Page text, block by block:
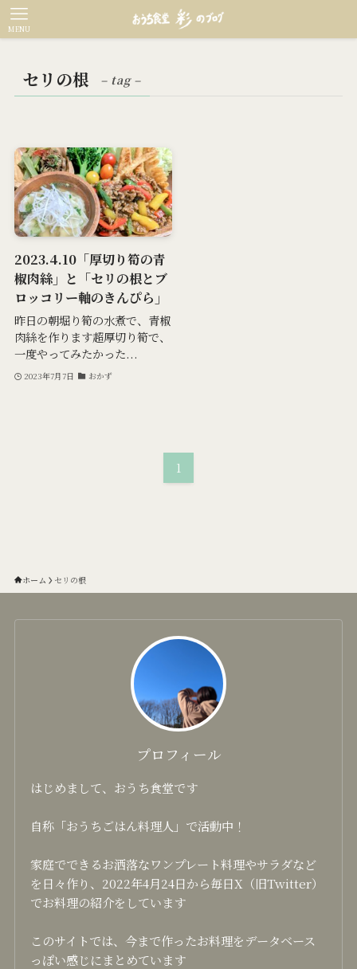
MENU
セリの根 – tag –
2023.4.10「厚切り筍の青
椒肉絲」と「セリの根とブ
ロッコリー軸のきんぴら」
昨日の朝堀り筍の水煮で、青椒
肉絲を作ります超厚切り筍で、
一度やってみたかった...
2023年7月7日 おかず
1
ホーム セリの根
プロフィール
はじめまして、おうち食堂です
自称「おうちごはん料理人」で活動中！
家庭でできるお洒落なワンプレート料理やサラダなど
を日々作り、2022年4月24日から毎日X（旧Twitter）
でお料理の紹介をしています
このサイトでは、今まで作ったお料理をデータベース
っぽい感じにまとめています